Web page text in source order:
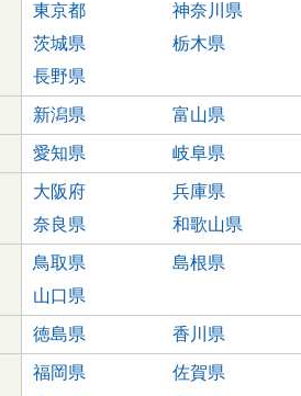
東京都
神奈川県
茨城県
栃木県
長野県
新潟県 富山県
愛知県 岐阜県
大阪府
兵庫県
奈良県
和歌山県
鳥取県
島根県
山口県
徳島県 香川県
福岡県
佐賀県